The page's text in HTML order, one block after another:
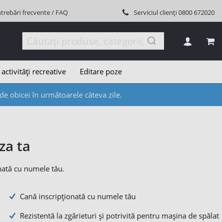
frecvente / FAQ Serviciul clienți0800 672020
activități recreative Editare poze
obicei în următoarele câteva zile.
ta
cu numele tău.
Cană inscripționată cu numele tău
Rezistentă la zgârieturi și potrivită pentru mașina de spălat